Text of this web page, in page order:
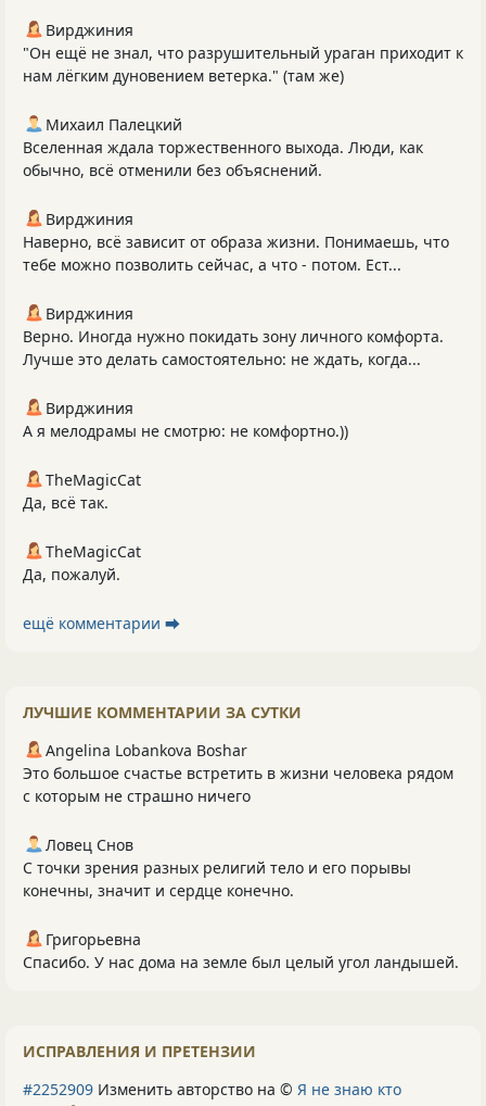
Вирджиния
"Он ещё не знал, что разрушительный ураган приходит к
нам лёгким дуновением ветерка." (там же)
Михаил Палецкий
Вселенная ждала торжественного выхода. Люди, как
обычно, всё отменили без объяснений.
Вирджиния
Наверно, всё зависит от образа жизни. Понимаешь, что
тебе можно позволить сейчас, а что - потом. Ест...
Вирджиния
Верно. Иногда нужно покидать зону личного комфорта.
Лучше это делать самостоятельно: не ждать, когда...
Вирджиния
А я мелодрамы не смотрю: не комфортно.))
TheMagicCat
Да, всё так.
TheMagicCat
Да, пожалуй.
ещё комментарии ⮕
ЛУЧШИЕ КОММЕНТАРИИ ЗА СУТКИ
Angelina Lobankova Boshar
Это большое счастье встретить в жизни человека рядом
с которым не страшно ничего
Ловец Снов
С точки зрения разных религий тело и его порывы
конечны, значит и сердце конечно.
Григорьевна
Спасибо. У нас дома на земле был целый угол ландышей.
ИСПРАВЛЕНИЯ И ПРЕТЕНЗИИ
#2252909 Изменить авторство на © Я не знаю кто